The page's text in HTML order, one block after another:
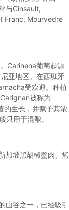
与Cinsault,
Franc, Mourvedre
Carinena葡萄起源
亚地区。在西班牙
受欢迎。种植
被称为
的生长，并赋予其浓
只用于混酿。
加坡黑胡椒蟹肉、烤
山谷之一，已经吸引